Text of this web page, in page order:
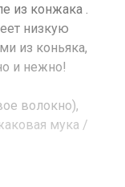
из конжака .
низкую
из коньяка,
и нежно!
волокно),
мука /